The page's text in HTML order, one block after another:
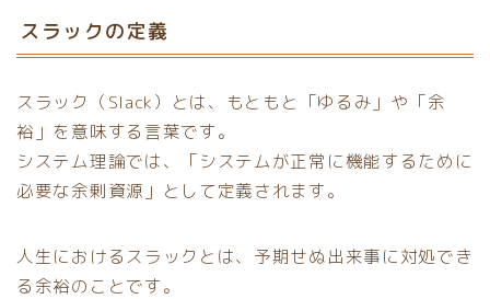
スラックの定義
スラック（Slack）とは、もともと「ゆるみ」や「余
裕」を意味する言葉です。
システム理論では、「システムが正常に機能するために
必要な余剰資源」として定義されます。
人生におけるスラックとは、予期せぬ出来事に対処でき
る余裕のことです。